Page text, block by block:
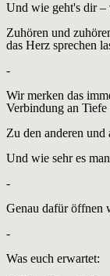
Und wie geht's dir –
Zuhören und
das Herz sprechen
-
Wir merken das
Verbindung an
Zu den anderen und
Und wie sehr es
-
Genau dafür öffnen
-
Was euch erwartet: